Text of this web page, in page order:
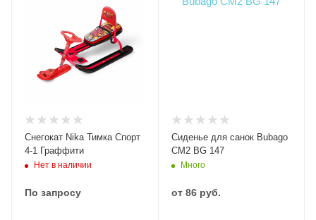
Снегокат Nika Тимка Спорт
4-1 Граффити
Нет в наличии
По запросу
Сиденье для санок Bubago
СМ2 BG 147
Много
от 86 руб.